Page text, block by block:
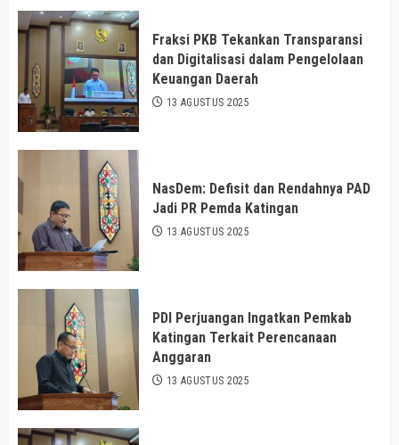
Fraksi PKB Tekankan Transparansi
dan Digitalisasi dalam Pengelolaan
Keuangan Daerah
13 AGUSTUS 2025
NasDem: Defisit dan Rendahnya PAD
Jadi PR Pemda Katingan
13 AGUSTUS 2025
PDI Perjuangan Ingatkan Pemkab
Katingan Terkait Perencanaan
Anggaran
13 AGUSTUS 2025